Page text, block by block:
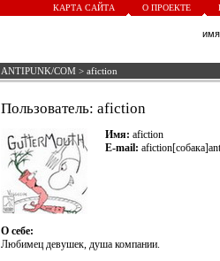
КАРТА САЙТА О ПРОЕКТЕ
ANTIPUNK/COM > afiction
Пользователь: afiction
Имя: afiction
E-mail:
О себе:
Любимец девушек, душа компании.